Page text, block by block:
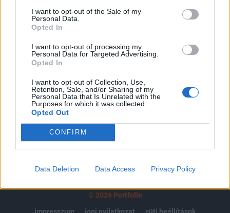
I want to opt-out of the Sale of my
Personal Data.
Opted In
I want to opt-out of processing my
Personal Data for Targeted Advertising.
Opted In
I want to opt-out of Collection, Use,
Retention, Sale, and/or Sharing of my
Personal Data that Is Unrelated with the
Purposes for which it was collected.
Opted Out
CONFIRM
Data Deletion Data Access Privacy Policy
Az előfizetés a következőket tartalmazza:
Portfolio.hu teljes cikkarchívum
kötéslistái
MÁR ELŐFIZETŐNK VAGY?
© 2026 Portfolio
impresszum
jogi nyilatkozat süti beállítások